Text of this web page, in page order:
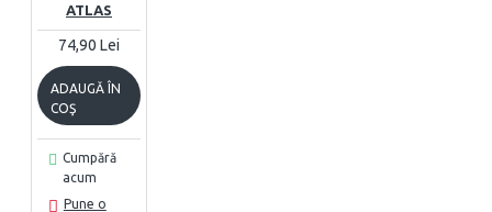
ATLAS
74,90 Lei
ADAUGĂ ÎN
COŞ
Cumpără
acum
Pune o